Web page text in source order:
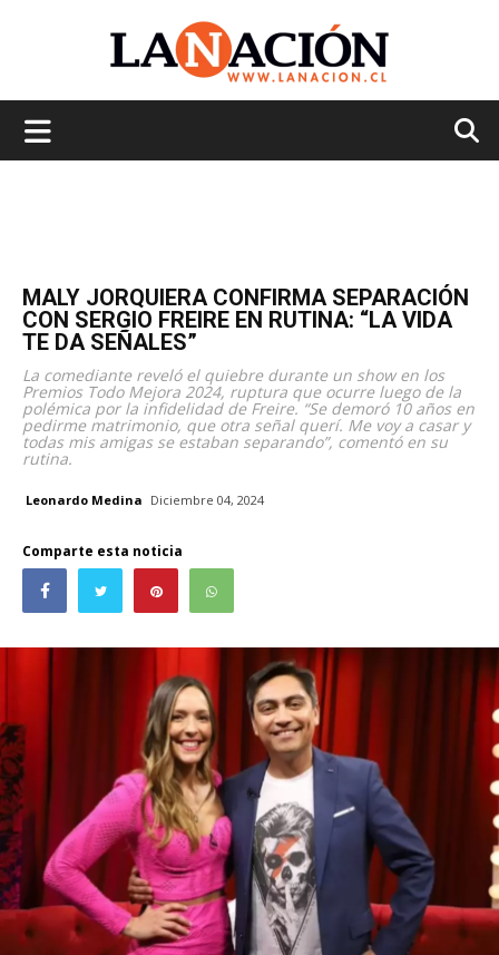
MALY JORQUIERA CONFIRMA SEPARACIÓN
CON SERGIO FREIRE EN RUTINA: “LA VIDA
TE DA SEÑALES”
La comediante reveló el quiebre durante un show en los
Premios Todo Mejora 2024, ruptura que ocurre luego de la
polémica por la infidelidad de Freire. “Se demoró 10 años en
pedirme matrimonio, que otra señal querí. Me voy a casar y
todas mis amigas se estaban separando”, comentó en su
rutina.
Leonardo Medina Diciembre 04, 2024
Comparte esta noticia